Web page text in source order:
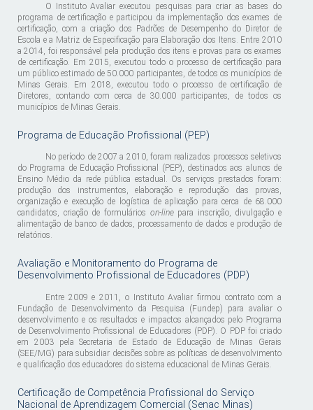
O Instituto Avaliar executou pesquisas para criar as bases do
programa de certificação e participou da implementação dos exames de
certificação, com a criação dos Padrões de Desempenho do Diretor de
Escola e a Matriz de Especificação para Elaboração dos Itens. Entre 2010
a 2014, foi responsável pela produção dos itens e provas para os exames
de certificação. Em 2015, executou todo o processo de certificação para
um público estimado de 50.000 participantes, de todos os municípios de
Minas Gerais. Em 2018, executou todo o processo de certificação de
Diretores, contando com cerca de 30.000 participantes, de todos os
municípios de Minas Gerais.
Programa de Educação Profissional (PEP)
No período de 2007 a 2010, foram realizados processos seletivos
do Programa de Educação Profissional (PEP), destinados aos alunos de
Ensino Médio da rede pública estadual. Os serviços prestados foram:
produção dos instrumentos, elaboração e reprodução das provas,
organização e execução de logística de aplicação para cerca de 68.000
candidatos, criação de formulários on-linepara inscrição, divulgação e
alimentação de banco de dados, processamento de dados e produção de
relatórios.
Avaliação e Monitoramento do Programa de
Desenvolvimento Profissional de Educadores (PDP)
Entre 2009 e 2011, o Instituto Avaliar firmou contrato com a
Fundação de Desenvolvimento da Pesquisa (Fundep) para avaliar o
desenvolvimento e os resultados e impactos alcançados pelo Programa
de Desenvolvimento Profissional de Educadores (PDP). O PDP foi criado
em 2003 pela Secretaria de Estado de Educação de Minas Gerais
(SEE/MG) para subsidiar decisões sobre as políticas de desenvolvimento
e qualificação dos educadores do sistema educacional de Minas Gerais.
Certificação de Competência Profissional do Serviço
Nacional de Aprendizagem Comercial (Senac Minas)